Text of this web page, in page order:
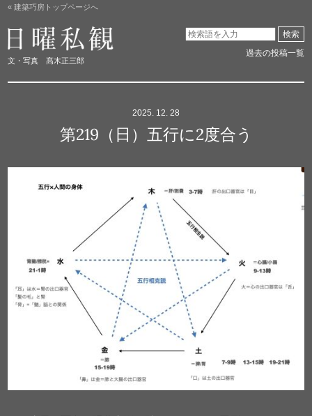
日曜私観
文・写真 髙木正三郎
検索
過去の投稿一覧
« 建築巧房トップページへ
2025. 12. 28
第219（日）五行に2度合う